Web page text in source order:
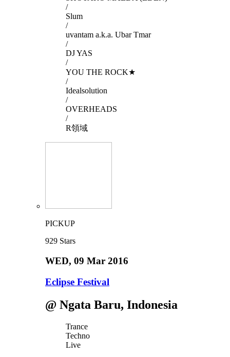
/
Slum
/
uvantam a.k.a. Ubar Tmar
/
DJ YAS
/
YOU THE ROCK★
/
Idealsolution
/
OVERHEADS
/
R領域
PICKUP
929 Stars
WED, 09 Mar 2016
Eclipse Festival
@ Ngata Baru, Indonesia
Trance
Techno
Live